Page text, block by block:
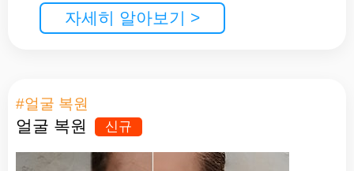
#얼굴 복원
얼굴 복원 신규
자세히 알아보기 >